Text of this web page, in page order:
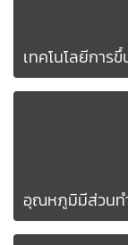
เทคโนโลยีการ
อุณหภูมิมีส่วนทำ